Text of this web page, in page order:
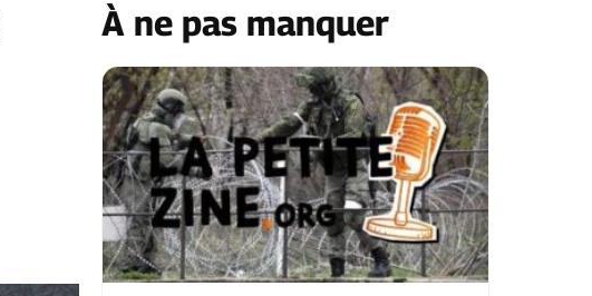
À ne pas manquer